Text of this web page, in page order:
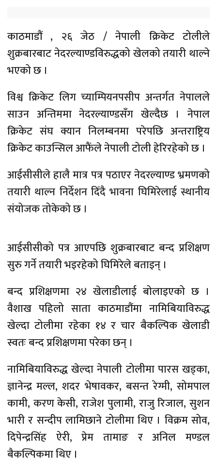
काठमाडौं , २६ जेठ / नेपाली क्रिकेट टोलीले
शुक्रबारबाट नेदरल्याण्डविरुद्धको खेलको तयारी थाल्ने
भएको छ ।
विश्व क्रिकेट लिग च्याम्पियनपसीप अन्तर्गत नेपालले
साउन अन्तिममा नेदरल्याण्डसँग खेल्दैछ । नेपाल
क्रिकेट संघ क्यान निलम्बनमा परेपछि अन्तराष्ट्रिय
क्रिकेट काउन्सिल आफैंले नेपाली टोली हेरिरहेको छ ।
आईसीसीले हालै मात्र पत्र पठाएर नेदरल्याण्ड भ्रमणको
तयारी थाल्न निर्देशन दिँदै भावना घिमिरेलाई स्थानीय
संयोजक तोकेको छ ।
आईसीसीको पत्र आएपछि शुक्रबारबाट बन्द प्रशिक्षण
सुरु गर्ने तयारी भइरहेको घिमिरेले बताइन् ।
बन्द प्रशिक्षणमा २४ खेलाडीलाई बोलाइएको छ ।
वैशाख पहिलो साता काठमाडौंमा नामिबियाविरुद्ध
खेल्दा टोलीमा रहेका १४ र चार बैकल्पिक खेलाडी
स्वतः बन्द प्रशिक्षणमा परेका छन् ।
नामिबियाविरुद्ध खेल्दा नेपाली टोलीमा पारस खड्का,
ज्ञानेन्द्र मल्ल, शदर भेषावकर, बसन्त रेग्मी, सोमपाल
कामी, करण केसी, राजेश पुलामी, राजु रिजाल, सुशन
भारी र सन्दीप लामिछाने टोलीमा थिए । विक्रम सोव,
दिपेन्द्रसिंह ऐरी, प्रेम तामाङ र अनिल मण्डल
बैकल्पिकमा थिए ।